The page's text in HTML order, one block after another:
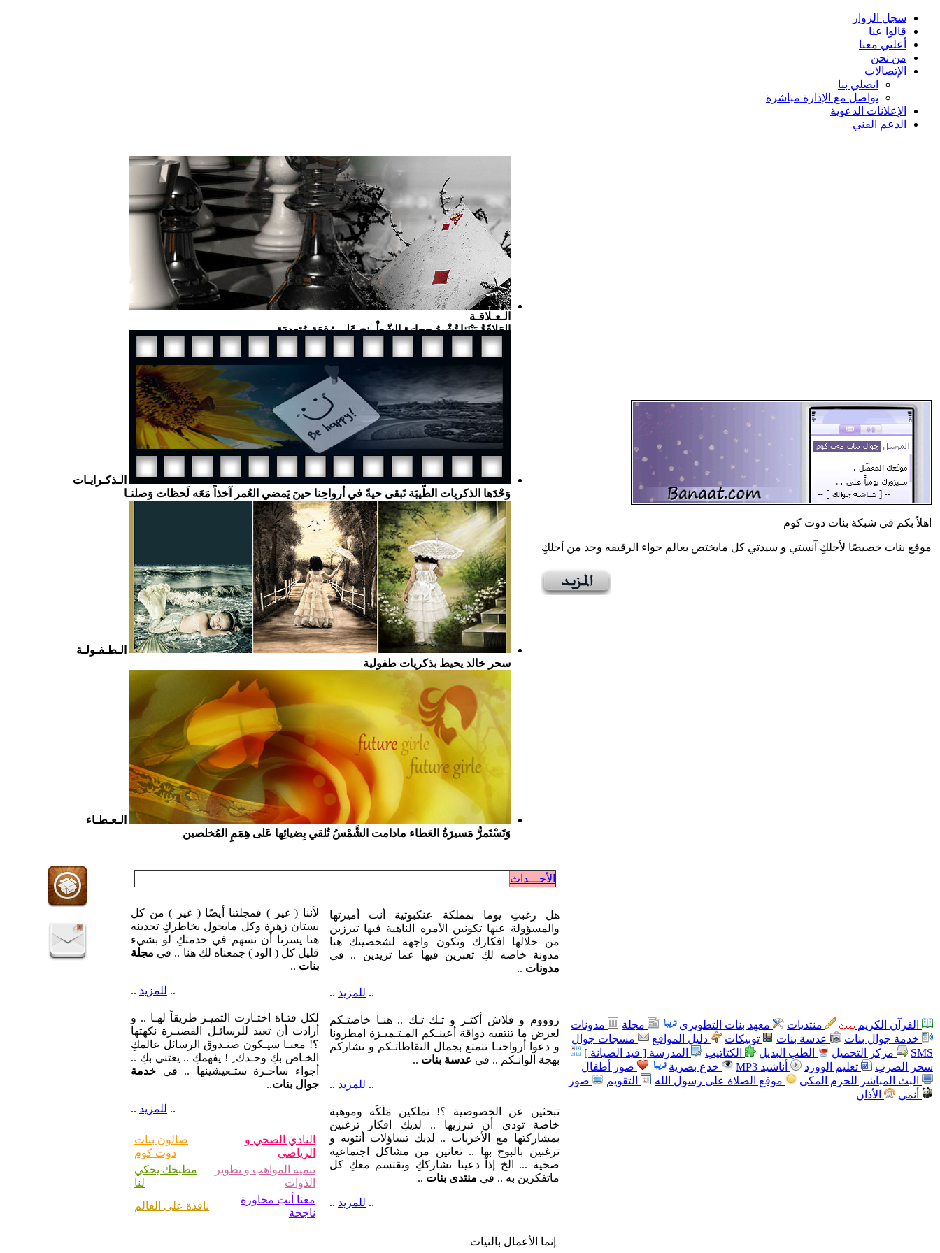
سجل الزوار
قالوا عنا
أعلني معنا
من نحن
الإتصالات
اتصلي بنا
تواصل مع الإدارة مباشرة
الإعلانات الدعوية
الدعم الفني
موقع بنات خصيصًا لأجلكِ آنستي و سيدتي كل مايختص بعالم حواء الرقيقه وجد من أجلكِ
الـعـلاقـة
العَلاقَةُ بَيْنَنا تُشْبِهُ حِجارَة الشّطْرنج عَلى رُقعَةٍ مُتعدِدَة
وَحْدَها الذكريات الطّيبَة تَبقى حيةً في أرواحِنا حينَ يَمضي العُمر آخذاً مَعَه لَحظات وَصلنـا
سحر خالد يحيط بذكريات طفولية
وَتَسْتَمرُّ مَسيرَةُ العَطاء مادامت الشَّمْسُ تُلقي بِضيائِها عَلى هِمَمِ المُخلصين
خدمة جوال بنات
عدسة بنات توبيكات دليل المواقع
مسجات جوال
SMS
مركز التحميل الطب البديل الكتاتيب
المدرسة [ قيد الصيانة ]
سحر الضرب
تعليم الوورد أناشيد MP3 خدع بصرية
صور أطفال
البث المباشر للحرم المكي
موقع الصلاة على رسول الله التقويم
صور
أنمي
الأذان
والمسؤولة عنها تكونين الأمره الناهية فيها تبرزين
من خلالها افكارك وتكون واجهة لشخصيتك هنا
مدونة خاصه لكِ تعبرين فيها عما تريدين .. في
مدونات..
زوووم و فلاش أكثـر و تـك تـك .. هنـا خاصتـكم
لعرض ما تنتقيه ذواقة أعينـكم المـتـميـزة امطرونا
و دعوا أرواحنـا تتمتع بجمال التقاطاتـكم و نشاركم
بهجة ألوانـكم .. فيعدسة بنات ..
تبحثين عن الخصوصية ؟! تملكين مَلَكَه وموهبة
خاصة تودي أن تبرزيها .. لديكِ افكار ترغبين
بمشاركتها مع الأخريات .. لديك تساؤلات أنثويه و
ترغبين بالبوح بها .. تعانين من مشاكل اجتماعية
صحية ... الخ إذاً دعينا نشارككِ ونقتسم معكِ كل
ماتفكرين به .. في
منتدى بنات..
بستان زهرة وكل مايجول بخاطركِ تجدينه
هنا يسرنا أن نسهم في خدمتكِ لو بشيء
قليل كل ( الود ) جمعناه لكِ هنا .. فيمجلة
بنات..
لكل فتـاة اختـارت التميـز طريقاً لهـا .. و
أرادت أن تعيد للرسائـل القصيـرة نكهتها
؟! معنـا سيـكون صنـدوق الرسائل عالمكِ
الخـاص بكِ وحـدك ِ ! يفهمكِ .. يعتني بكِ ..
أجواء ساحـرة ستـعيشينها .. فيخدمة
جوال بنات..
الرياضي
صالون بنات
دوت كوم
تنمية المواهب و تطوير
الذوات
مطبخك يحكي
لنا
معنا أنتِ محاورة
ناجحة
نافذة على العالم